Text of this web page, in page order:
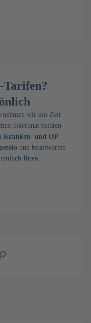
Tarifen?
nehmen wir uns Zeit
Telefonat beraten
Kranken- und OP-
und beantworten
Ihren